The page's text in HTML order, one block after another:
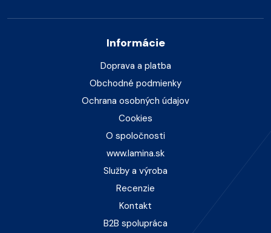
Informácie
Doprava a platba
Obchodné podmienky
Ochrana osobných údajov
Cookies
O spoločnosti
www.lamina.sk
Služby a výroba
Recenzie
Kontakt
B2B spolupráca